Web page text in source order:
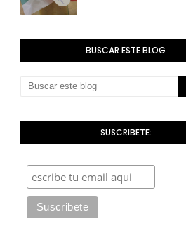
BUSCAR ESTE BLOG
SUSCRIBETE: